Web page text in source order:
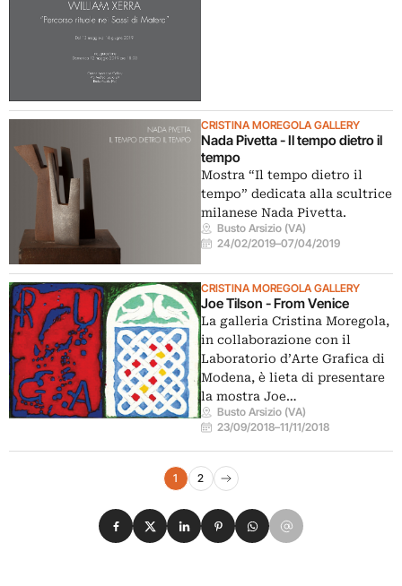
CRISTINA MOREGOLA GALLERY
Nada Pivetta - Il tempo dietro il
tempo
Mostra “Il tempo dietro il
tempo” dedicata alla scultrice
milanese Nada Pivetta.
Busto Arsizio (VA)
24/02/2019–07/04/2019
CRISTINA MOREGOLA GALLERY
Joe Tilson - From Venice
La galleria Cristina Moregola,
in collaborazione con il
Laboratorio d’Arte Grafica di
Modena, è lieta di presentare
la mostra Joe…
Busto Arsizio (VA)
23/09/2018–11/11/2018
Navigazione eventi1 2
Pagina successiva
Condividi su Facebook
Condividi su X
Condividi su LinkedIn
Condividi su Pinterest
Condividi su WhatsApp
Condividi su Email